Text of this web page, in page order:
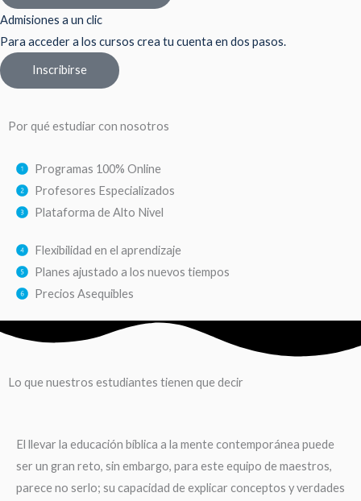
Admisiones a un clic
Para acceder a los cursos crea tu cuenta en dos pasos.
Inscribirse
Por qué estudiar con nosotros
Programas 100% Online
Profesores Especializados
Plataforma de Alto Nivel
Flexibilidad en el aprendizaje
Planes ajustado a los nuevos tiempos
Precios Asequibles
Lo que nuestros estudiantes tienen que decir
El llevar la educación bíblica a la mente contemporánea puede
ser un gran reto, sin embargo, para este equipo de maestros,
parece no serlo; su capacidad de explicar conceptos y verdades